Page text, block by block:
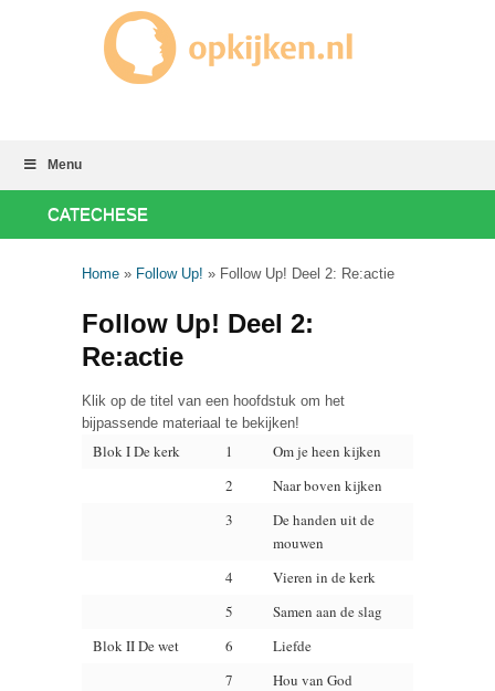
Menu
CATECHESE
Home » Follow Up! » Follow Up! Deel 2: Re:actie
Follow Up! Deel 2:
Re:actie
Klik op de titel van een hoofdstuk om het
bijpassende materiaal te bekijken!
Blok I De kerk 1
Om je heen kijken
2
Naar boven kijken
3
De handen uit de
mouwen
4
Vieren in de kerk
5
Samen aan de slag
Blok II De wet
6
Liefde
7
Hou van God